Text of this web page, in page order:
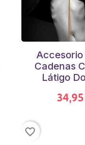
Accesorio
Cadenas
Látigo
favorite_border